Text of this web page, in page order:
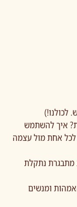
לכולנו!)
איך להשתמש
לכל אחת מול עצמה
מתבגרת נתקלת
ומנשים